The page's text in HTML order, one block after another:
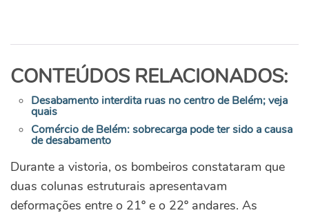
CONTEÚDOS RELACIONADOS:
Desabamento interdita ruas no centro de Belém; veja
quais
Comércio de Belém: sobrecarga pode ter sido a causa
de desabamento
Durante a vistoria, os bombeiros constataram que
duas colunas estruturais apresentavam
deformações entre o 21º e o 22º andares. As